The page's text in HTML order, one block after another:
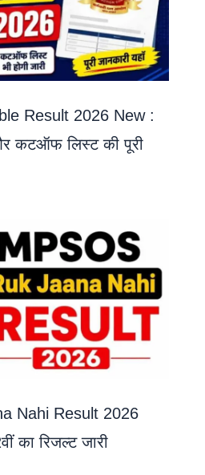
Result 2026 New :
कटऑफ लिस्ट की पूरी
Nahi Result 2026
का रिजल्ट जारी